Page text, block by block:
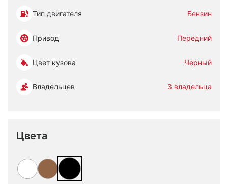
Тип двигателя Бензин
Привод Передний
Цвет кузова Черный
Владельцев 3 владельца
Цвета